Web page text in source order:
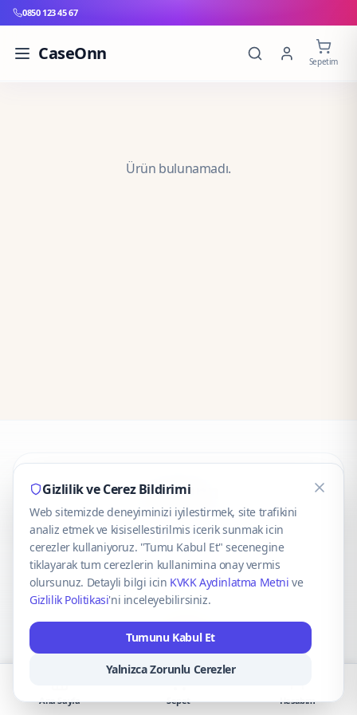
0850 123 45 67
CaseOnn Sepetim
Ürün bulunamadı.
CaseOnn
© 2025 CaseOnn. Tüm hakları saklıdır.
VISA Mastercard
Gizlilik ve Cerez Bildirimi
Web sitemizde deneyiminizi iyilestirmek, site trafikini
analiz etmek ve kisisellestirilmis icerik sunmak icin
cerezler kullaniyoruz. "Tumu Kabul Et" secenegine
tiklayarak tum cerezlerin kullanimina onay vermis
olursunuz. Detayli bilgi icin KVKK Aydinlatma Metni ve
Gizlilik Politikasi'ni inceleyebilirsiniz.
Tumunu Kabul Et
Yalnizca Zorunlu Cerezler
Ana Sayfa Sepet Hesabım